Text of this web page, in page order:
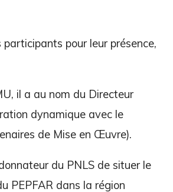
pour leur présence,
il a au nom du Directeur
dynamique avec le
de Mise en Œuvre).
du PNLS de situer le
PEPFAR dans la région